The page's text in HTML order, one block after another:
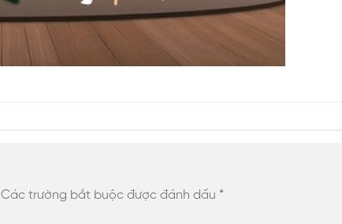
Các trường bắt buộc được đánh dấu *